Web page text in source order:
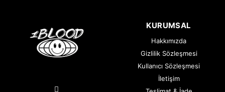
KURUMSAL
Hakkımızda
Gizlilik Sözleşmesi
Kullanıcı Sözleşmesi
İletişim